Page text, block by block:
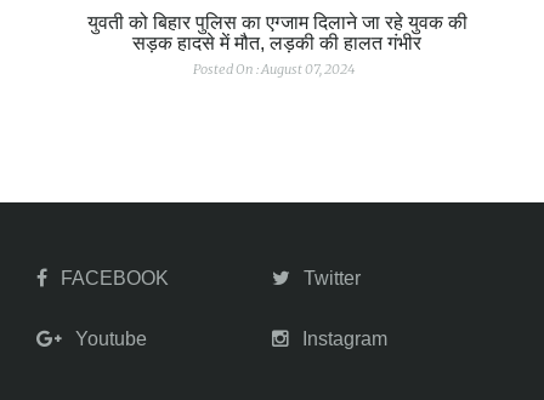
युवती को बिहार पुलिस का एग्जाम दिलाने जा रहे युवक की
सड़क हादसे में मौत, लड़की की हालत गंभीर
Posted On : August 07, 2024
FACEBOOK Twitter
Youtube Instagram